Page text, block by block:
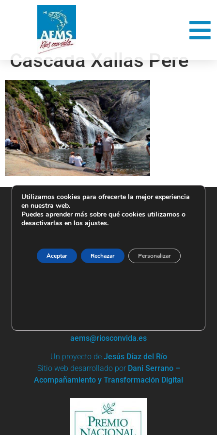
Cascada Xallas Pere
aems@riosconvida.es
Un proyecto de Jesús Díaz del Río
Sitio web desarrollado por Dani Serrano –
Acompañamiento y Transformación Digital
Utilizamos cookies para ofrecerte la mejor experiencia
en nuestra web.
Puedes aprender más sobre qué cookies utilizamos o
desactivarlas en los ajustes.
Aceptar Rechazar Personalizar